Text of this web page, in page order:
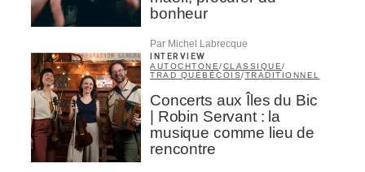
bonheur
Par Michel Labrecque
INTERVIEW
AUTOCHTONE/CLASSIQUE/
TRAD QUÉBÉCOIS/TRADITIONNEL
Concerts aux Îles du Bic
| Robin Servant : la
musique comme lieu de
rencontre